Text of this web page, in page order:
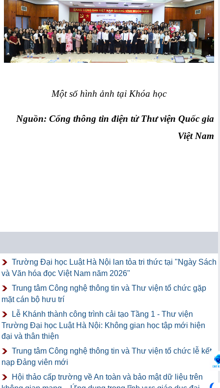
Một số hình ảnh tại Khóa học
Nguồn: Cổng thông tin điện tử Thư viện Quốc gia
Việt Nam
Trường Đại học Luật Hà Nội lan tỏa tri thức tại "Ngày Sách
và Văn hóa đọc Việt Nam năm 2026"
Trung tâm Công nghệ thông tin và Thư viện tổ chức gặp
mặt cán bộ hưu trí
Lễ Khánh thành công trình cải tạo Tầng 1 - Thư viện
Trường Đại học Luật Hà Nội: Không gian học tập mới hiện
đại và thân thiện
Trung tâm Công nghệ thông tin và Thư viện tổ chức lễ kết
nạp Đảng viên mới
Hội thảo cấp trường về An toàn và bảo mật dữ liệu trên